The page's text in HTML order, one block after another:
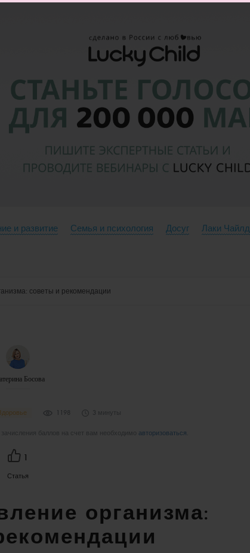
и развитие Семья и психология Досуг Лаки Чайлд
советы и рекомендации
Босова
1198 3 минуты
баллов на счет вам необходимо авторизоваться
1
Статья
организма: